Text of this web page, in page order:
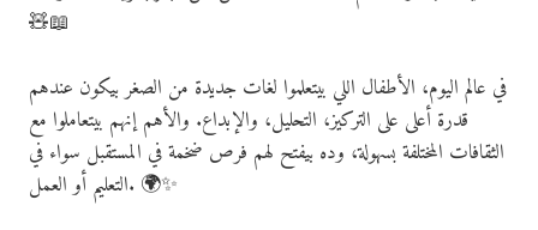
🧸📖
في عالم اليوم، الأطفال اللي بيتعلموا لغات جديدة من الصغر بيكون عندهم
قدرة أعلى على التركيز، التحليل، والإبداع. والأهم إنهم بيتعاملوا مع
الثقافات المختلفة بسهولة، وده بيفتح لهم فرص ضخمة في المستقبل سواء في
التعليم أو العمل. 🌍✨